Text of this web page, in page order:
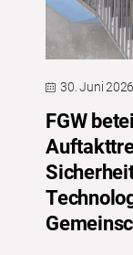
30. Juni 2026
FGW